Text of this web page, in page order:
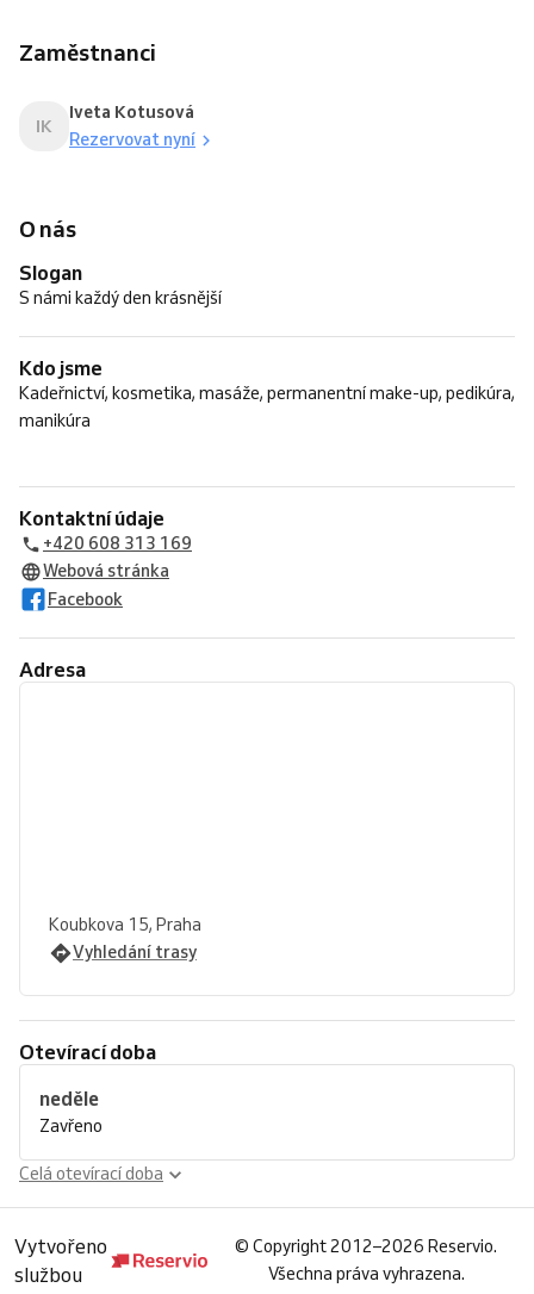
Zaměstnanci
IK
Iveta Kotusová
Rezervovat nyní
O nás
Slogan
S námi každý den krásnější
Kdo jsme
Kadeřnictví, kosmetika, masáže, permanentní make-up, pedikúra,
manikúra
Kontaktní údaje
+420 608 313 169
Webová stránka
Facebook
Adresa
Koubkova 15, Praha
Vyhledání trasy
Otevírací doba
neděle
Zavřeno
Celá otevírací doba
Vytvořeno
službou
© Copyright 2012–2026 Reservio.
Všechna práva vyhrazena.